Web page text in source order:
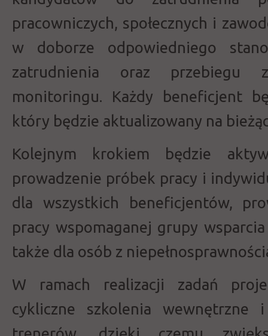
pracowniczych, społecznych i
w doborze odpowiedniego
zatrudnienia oraz przebiegu
monitoringu. Każdy beneficjent
który będzie aktualizowany na
Kolejnym krokiem będzie
prowadzenie próbek pracy i
dla wszystkich beneficjentów,
pracy wspomaganej grupy
także dla osób z
W ramach realizacji zadań
cykliczne szkolenia wewnętrzne